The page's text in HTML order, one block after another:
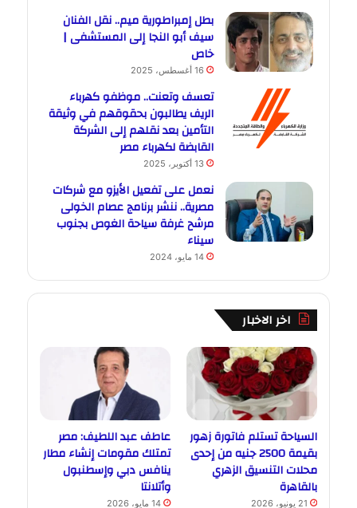
بطل إمبراطورية ميم.. نقل الفنان
سيف أبو النجا إلى المستشفى |
خاص
16 أغسطس، 2025
تعسف وتعنت.. موظفو كهرباء
الريف يطالبون بحقوقهم في وثيقة
التأمين بعد نقلهم إلى الشركة
القابضة لكهرباء مصر
13 أكتوبر، 2025
نعمل على تفعيل الأيزو مع شركات
مصرية.. ننشر برنامج عصام الخولى
مرشح غرفة سياحة الغوص بجنوب
سيناء
14 مايو، 2024
اخر الاخبار
السياحة تستلم فاتورة زهور
بقيمة 2500 جنيه من إحدى
محلات التنسيق الزهري
بالقاهرة
21 يونيو، 2026
عاطف عبد اللطيف: مصر
تمتلك مقومات إنشاء مطار
ينافس دبي وإسطنبول
وأتلانتا
14 مايو، 2026